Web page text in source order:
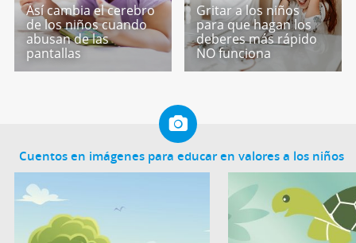
Así cambia el cerebro
de los niños cuando
abusan de las
pantallas
Gritar a los niños
para que hagan los
deberes más rápido
NO funciona
Cuentos en imágenes para educar en valores a los niños